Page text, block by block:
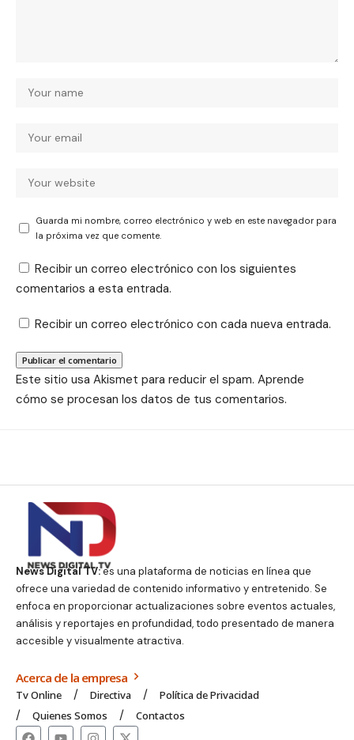
Guarda mi nombre, correo electrónico y web en este navegador para
la próxima vez que comente.
Recibir un correo electrónico con los siguientes
comentarios a esta entrada.
Recibir un correo electrónico con cada nueva entrada.
Este sitio usa Akismet para reducir el spam. Aprende
cómo se procesan los datos de tus comentarios.
News Digital TV:es una plataforma de noticias en línea que
ofrece una variedad de contenido informativo y entretenido. Se
enfoca en proporcionar actualizaciones sobre eventos actuales,
análisis y reportajes en profundidad, todo presentado de manera
accesible y visualmente atractiva.
Acerca de la empresa
Tv Online Directiva
Política de Privacidad
Quienes Somos
Contactos